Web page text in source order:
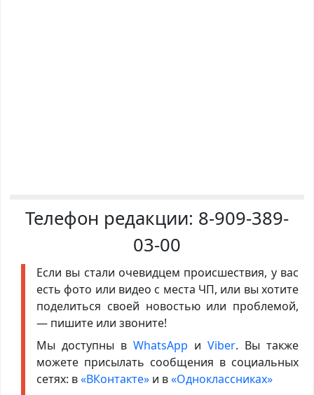
Телефон редакции: 8-909-389-
03-00
Если вы стали очевидцем происшествия, у вас
есть фото или видео с места ЧП, или вы хотите
поделиться своей новостью или проблемой,
— пишите или звоните!
Мы доступны в WhatsApp иViber. Вы также
можете присылать сообщения в социальных
сетях: в«ВКонтакте»и в«Одноклассниках»